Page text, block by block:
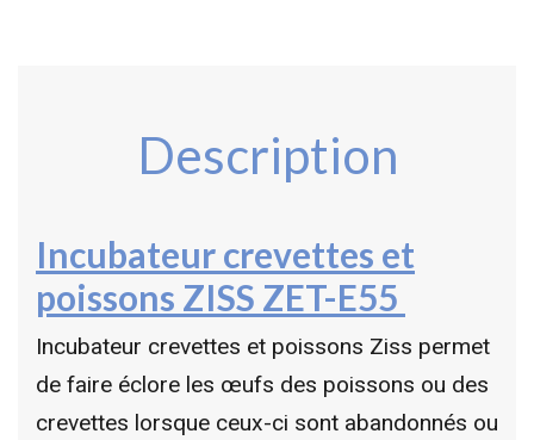
Description
Incubateur crevettes et
poissons ZISS ZET-E55
Incubateur crevettes et poissons Ziss permet
de faire éclore les œufs des poissons ou des
crevettes lorsque ceux-ci sont abandonnés ou